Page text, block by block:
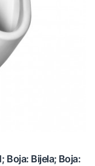
Boja: Bijela; Boja: